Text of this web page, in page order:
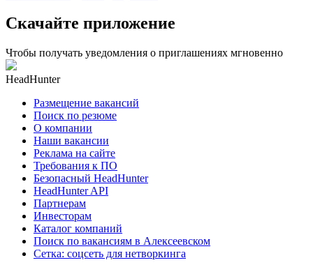
Скачайте приложение
Чтобы получать уведомления о приглашениях мгновенно
HeadHunter
Размещение вакансий
Поиск по резюме
О компании
Наши вакансии
Реклама на сайте
Требования к ПО
Безопасный HeadHunter
HeadHunter API
Партнерам
Инвесторам
Каталог компаний
Поиск по вакансиям в Алексеевском
Сетка: соцсеть для нетворкинга